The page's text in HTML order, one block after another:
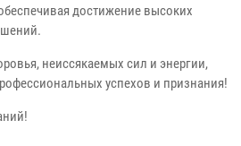
достижение высоких
неиссякаемых сил и энергии,
успехов и признания!